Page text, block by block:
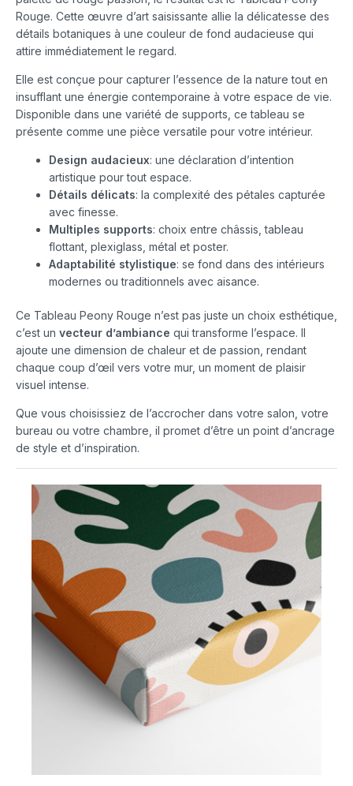
Rouge. Cette œuvre d’art saisissante allie la délicatesse des
détails botaniques à une couleur de fond audacieuse qui
attire immédiatement le regard.
Elle est conçue pour capturer l’essence de la nature tout en
insufflant une énergie contemporaine à votre espace de vie.
Disponible dans une variété de supports, ce tableau se
présente comme une pièce versatile pour votre intérieur.
Design audacieux: une déclaration d’intention
artistique pour tout espace.
Détails délicats: la complexité des pétales capturée
avec finesse.
Multiples supports: choix entre châssis, tableau
flottant, plexiglass, métal et poster.
Adaptabilité stylistique: se fond dans des intérieurs
modernes ou traditionnels avec aisance.
Ce Tableau Peony Rouge n’est pas juste un choix esthétique,
c’est un vecteur d’ambiance qui transforme l’espace. Il
ajoute une dimension de chaleur et de passion, rendant
chaque coup d’œil vers votre mur, un moment de plaisir
visuel intense.
Que vous choisissiez de l’accrocher dans votre salon, votre
bureau ou votre chambre, il promet d’être un point d’ancrage
de style et d’inspiration.